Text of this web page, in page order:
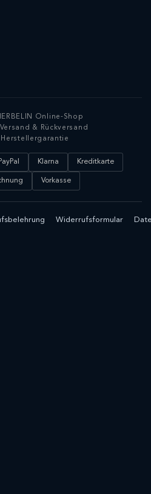
Online-Shop
& Rückversand
Herstellergarantie
PayPal Klarna Kreditkarte
Vorkasse
Widerrufsformular